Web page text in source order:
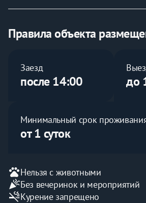
Правила объекта
Заезд
после 14:00 до
Минимальный срок
от 1 суток
petsНельзя с животными
celebrationБез вечеринок и мероприятий
smoke_freeКурение запрещено